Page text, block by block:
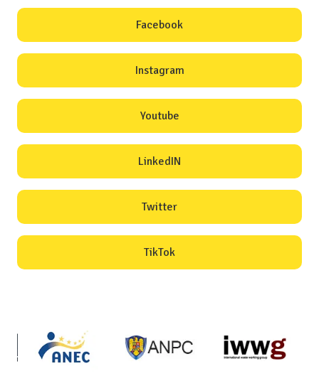
Facebook
Instagram
Youtube
LinkedIN
Twitter
TikTok